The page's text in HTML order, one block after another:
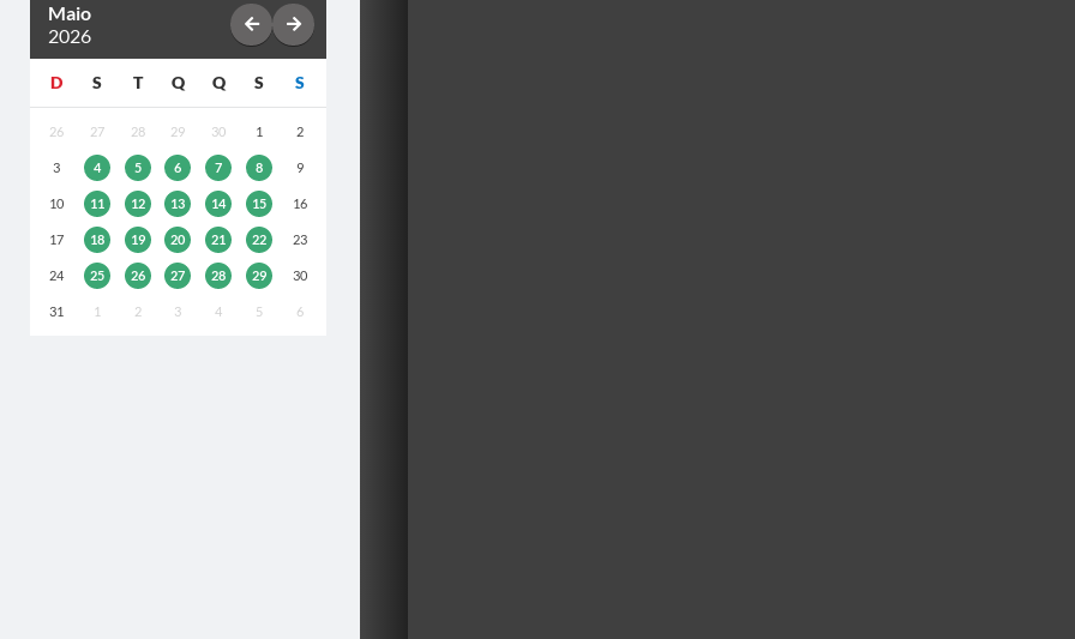
Maio
2026
D S T Q Q S S
26 27 28 29 30 1 2
3 4 5 6 7 8 9
10 11 12 13 14 15 16
17 18 19 20 21 22 23
24 25 26 27 28 29 30
31 1 2 3 4 5 6